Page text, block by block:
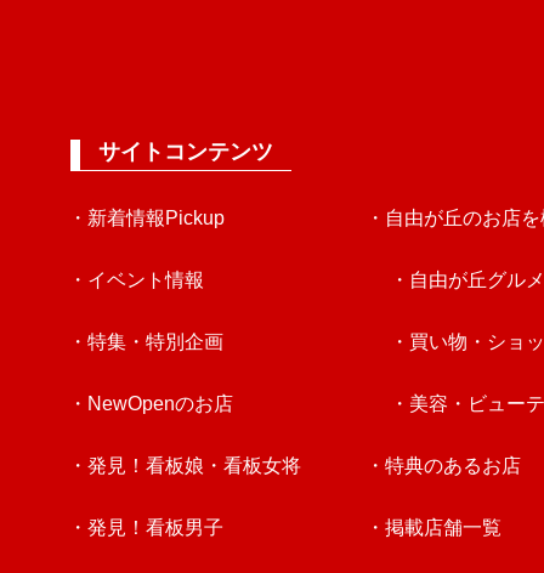
サイトコンテンツ
・新着情報Pickup
・イベント情報
・特集・特別企画
・NewOpenのお店
・発見！看板娘・看板女将
・発見！看板男子
・自由が丘のお店
・自由が丘グルメ
・買い物・ショ
・美容・ビュー
・特典のあるお店
・掲載店舗一覧